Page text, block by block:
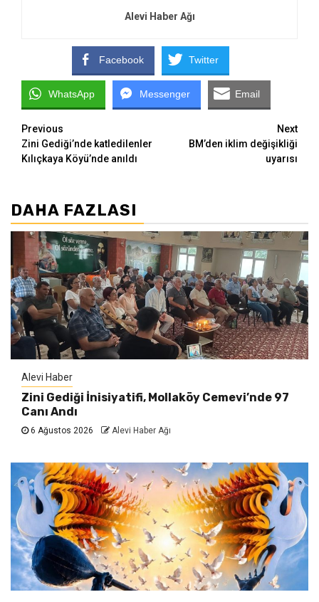
Alevi Haber Ağı
Facebook Twitter
WhatsApp Messenger Email
Continue
Reading
Previous
Zini Gediği’nde katledilenler
Kılıçkaya Köyü’nde anıldı
Next
BM’den iklim değişikliği
uyarısı
DAHA FAZLASI
Alevi Haber
Zini Gediği İnisiyatifi, Mollaköy Cemevi’nde 97
Canı Andı
6 Ağustos 2026 Alevi Haber Ağı